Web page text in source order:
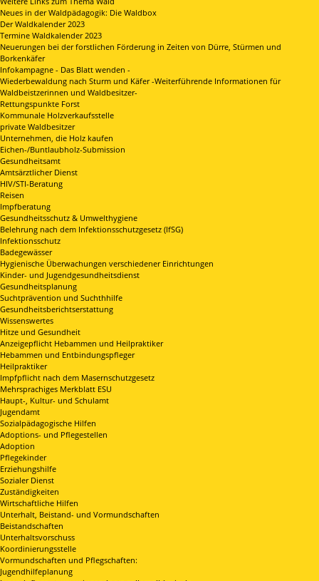
Neues in der Waldpädagogik: Die Waldbox
Der Waldkalender 2023
Termine Waldkalender 2023
Neuerungen bei der forstlichen Förderung in Zeiten von Dürre, Stürmen und
Borkenkäfer
Infokampagne - Das Blatt wenden -
Wiederbewaldung nach Sturm und Käfer -Weiterführende Informationen für
Waldbeistzerinnen und Waldbesitzer-
Rettungspunkte Forst
Kommunale Holzverkaufsstelle
private Waldbesitzer
Unternehmen, die Holz kaufen
Eichen-/Buntlaubholz-Submission
Gesundheitsamt
Amtsärztlicher Dienst
HIV/STI-Beratung
Reisen
Impfberatung
Gesundheitsschutz & Umwelthygiene
Belehrung nach dem Infektionsschutzgesetz (IfSG)
Infektionsschutz
Badegewässer
Hygienische Überwachungen verschiedener Einrichtungen
Kinder- und Jugendgesundheitsdienst
Gesundheitsplanung
Suchtprävention und Suchthhilfe
Gesundheitsberichtserstattung
Wissenswertes
Hitze und Gesundheit
Anzeigepflicht Hebammen und Heilpraktiker
Hebammen und Entbindungspfleger
Heilpraktiker
Impfpflicht nach dem Masernschutzgesetz
Mehrsprachiges Merkblatt ESU
Haupt-, Kultur- und Schulamt
Jugendamt
Sozialpädagogische Hilfen
Adoptions- und Pflegestellen
Adoption
Pflegekinder
Erziehungshilfe
Sozialer Dienst
Zuständigkeiten
Wirtschaftliche Hilfen
Unterhalt, Beistand- und Vormundschaften
Beistandschaften
Unterhaltsvorschuss
Koordinierungsstelle
Vormundschaften und Pflegschaften:
Jugendhilfeplanung